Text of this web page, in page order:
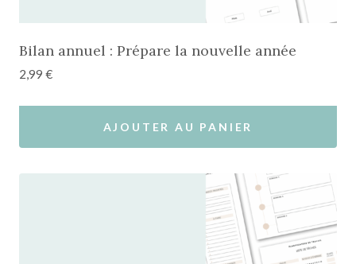
Bilan annuel : Prépare la nouvelle année
2,99 €
AJOUTER AU PANIER